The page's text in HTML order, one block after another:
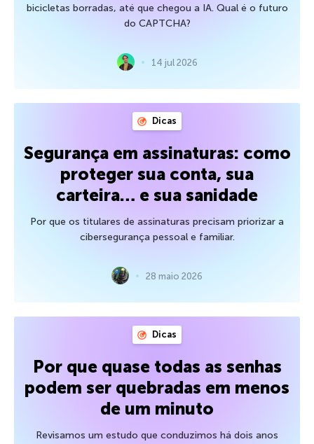
bicicletas borradas, até que chegou a IA. Qual é o futuro
do CAPTCHA?
14 jul 2026
Dicas
Segurança em assinaturas: como
proteger sua conta, sua
carteira… e sua sanidade
Por que os titulares de assinaturas precisam priorizar a
cibersegurança pessoal e familiar.
28 maio 2026
Dicas
Por que quase todas as senhas
podem ser quebradas em menos
de um minuto
Revisamos um estudo que conduzimos há dois anos